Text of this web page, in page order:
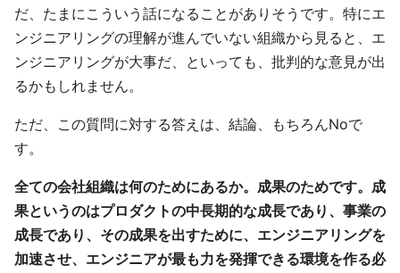
だ、たまにこういう話になることがありそうです。特にエ
ンジニアリングの理解が進んでいない組織から見ると、エ
ンジニアリングが大事だ、といっても、批判的な意見が出
るかもしれません。
ただ、この質問に対する答えは、結論、もちろんNoで
す。
全ての会社組織は何のためにあるか。成果のためです。成
果というのはプロダクトの中長期的な成長であり、事業の
成長であり、その成果を出すために、エンジニアリングを
加速させ、エンジニアが最も力を発揮できる環境を作る必